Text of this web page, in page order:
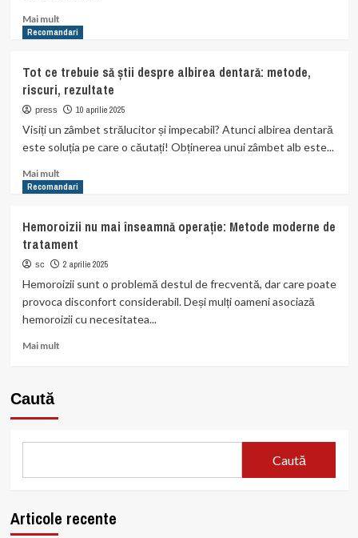
Mai multRead
more
tipărită
versus
digitală:
care
mai
Recomandari
Tot ce trebuie să știi despre albirea dentară: metode,
riscuri, rezultate
press 10 aprilie 2025
Visiți un zâmbet strălucitor și impecabil? Atunci albirea dentară
este soluția pe care o căutați! Obținerea unui zâmbet alb este...
Mai multRead
more
ce
trebuie
să
știi
albirea
dentară:
Recomandari
Hemoroizii nu mai înseamnă operație: Metode moderne de
tratament
sc 2 aprilie 2025
Hemoroizii sunt o problemă destul de frecventă, dar care poate
provoca disconfort considerabil. Deși mulți oameni asociază
hemoroizii cu necesitatea...
Mai multRead
moderne
Caută
Caută
Articole recente